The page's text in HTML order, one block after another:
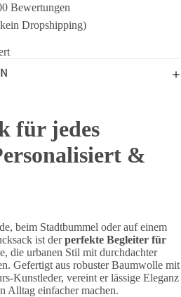
Bewertungen
Dropshipping)
für jedes
&
beim Stadtbummel oder auf einem
ist derperfekte Begleiter für
die urbanen Stil mit durchdachter
Gefertigt aus robuster Baumwolle mit
Kunstleder, vereint er lässige Eleganz
Alltag einfacher machen.